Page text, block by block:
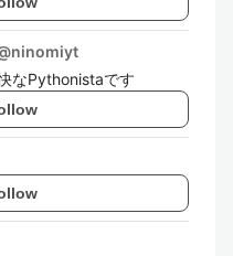
ninomiyt
なPythonistaです